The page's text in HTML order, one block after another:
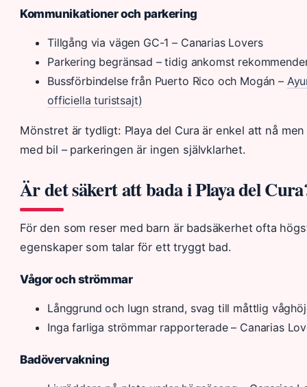
Kommunikationer och parkering
Tillgång via vägen GC-1 – Canarias Lovers
Parkering begränsad – tidig ankomst
Bussförbindelse från Puerto Rico och Mogán –
officiella turistsajt)
Mönstret är tydligt: Playa del Cura är enkel att nå
med bil – parkeringen är ingen självklarhet.
Är det säkert att bada i Playa del
För den som reser med barn är badsäkerhet ofta
egenskaper som talar för ett tryggt bad.
Vågor och strömmar
Långgrund och lugn strand, svag till måttlig
Inga farliga strömmar rapporterade – Canarias
Badövervakning